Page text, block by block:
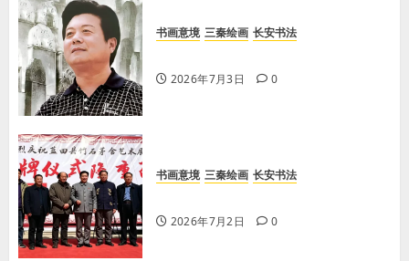
3
凡人中庸
【王军平】不损人，安心
2026年8月9日
4
【歌谣】说吉利话
2026年8月9日 0
凡人中庸 斯文在兹
【王军平】牛奶没丢，丢的是那句没有说完
书画意境 三秦绘画 长安书法
2026年7月3日 0
书画意境 三秦绘画 长安书法
2026年7月2日 0